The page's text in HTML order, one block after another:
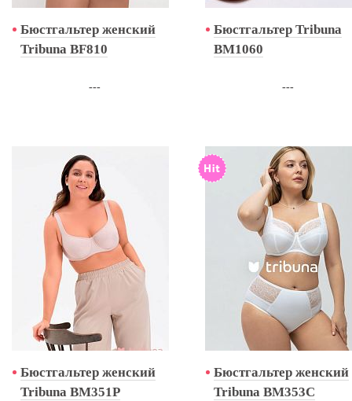
Бюстгальтер женский
Tribuna BF810
---
Бюстгальтер Tribuna
BM1060
---
Бюстгальтер женский
Tribuna BM351P
Бюстгальтер женский
Tribuna BM353C